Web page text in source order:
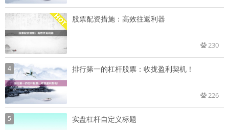
股票配资措施：高效往返利器
230
4 排行第一的杠杆股票：收拢盈利契机！
226
5 实盘杠杆自定义标题